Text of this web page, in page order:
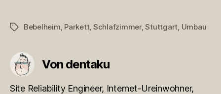
Schlagwörter
Bebelheim Parkett, Schlafzimmer,Stuttgart Umbau
Von dentaku
Site Reliability Engineer, Internet-Ureinwohner,